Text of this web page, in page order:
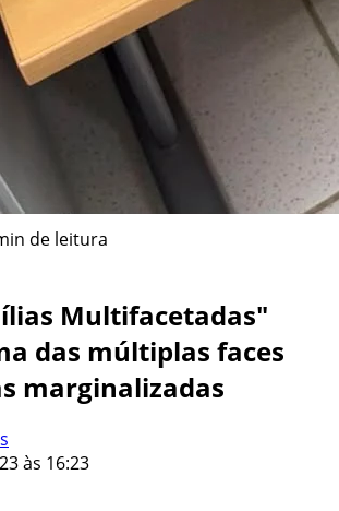
de leitura
Multifacetadas"
das múltiplas faces
marginalizadas
às 16:23